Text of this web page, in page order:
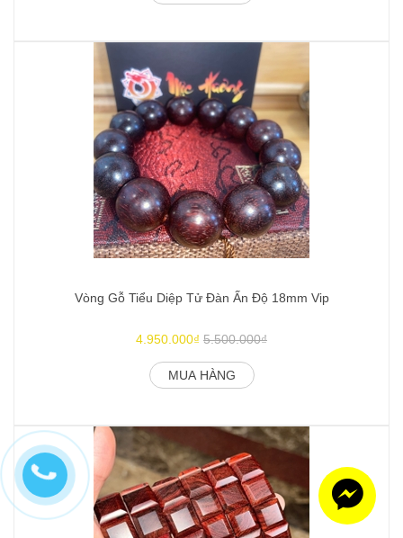
Vòng Gỗ Tiểu Diệp Tử Đàn Ấn Độ 18mm Vip
4.950.000₫ 5.500.000₫
MUA HÀNG